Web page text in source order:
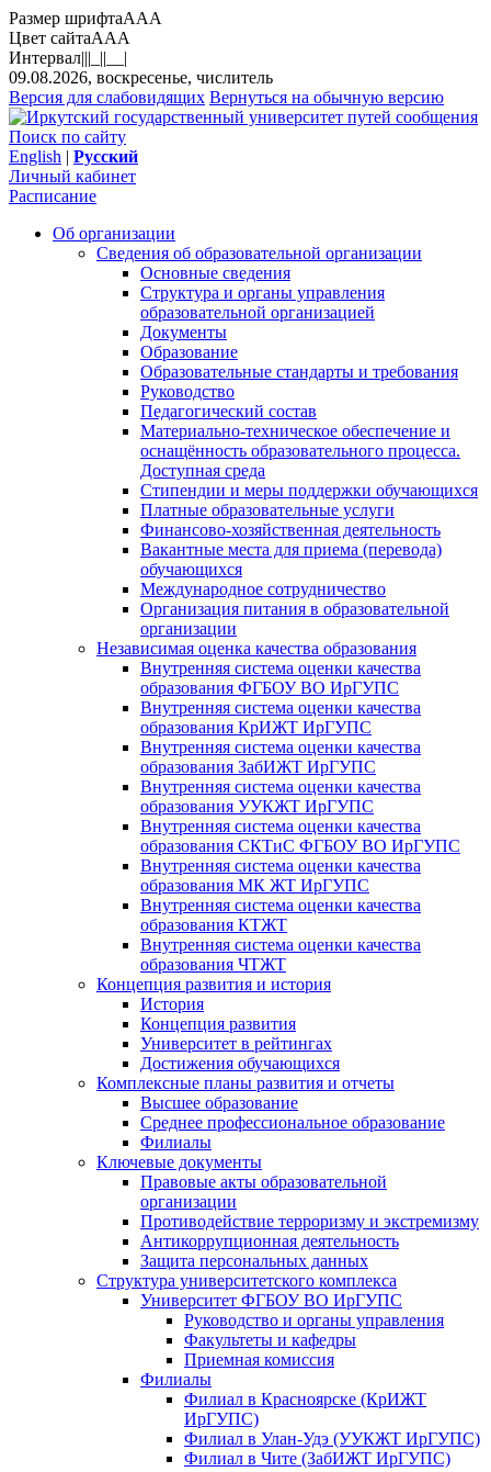
Размер шрифтаAAA
Цвет сайтаAAA
Интервал|||_||__|
09.08.2026, воскресенье, числитель
Версия для слабовидящих Вернуться на обычную версию
Поиск по сайту
English | Русский
Личный кабинет
Расписание
Об организации
Сведения об образовательной организации
Основные сведения
Структура и органы управления
образовательной организацией
Документы
Образование
Образовательные стандарты и требования
Руководство
Педагогический состав
Материально-техническое обеспечение и
оснащённость образовательного процесса.
Доступная среда
Стипендии и меры поддержки обучающихся
Платные образовательные услуги
Финансово-хозяйственная деятельность
Вакантные места для приема (перевода)
обучающихся
Международное сотрудничество
Организация питания в образовательной
организации
Независимая оценка качества образования
Внутренняя система оценки качества
образования ФГБОУ ВО ИрГУПС
Внутренняя система оценки качества
образования КрИЖТ ИрГУПС
Внутренняя система оценки качества
образования ЗабИЖТ ИрГУПС
Внутренняя система оценки качества
образования УУКЖТ ИрГУПС
Внутренняя система оценки качества
образования СКТиС ФГБОУ ВО ИрГУПС
Внутренняя система оценки качества
образования МК ЖТ ИрГУПС
Внутренняя система оценки качества
образования КТЖТ
Внутренняя система оценки качества
образования ЧТЖТ
Концепция развития и история
История
Концепция развития
Университет в рейтингах
Достижения обучающихся
Комплексные планы развития и отчеты
Высшее образование
Среднее профессиональное образование
Филиалы
Ключевые документы
Правовые акты образовательной
организации
Противодействие терроризму и экстремизму
Антикоррупционная деятельность
Защита персональных данных
Структура университетского комплекса
Университет ФГБОУ ВО ИрГУПС
Руководство и органы управления
Факультеты и кафедры
Приемная комиссия
Филиалы
Филиал в Красноярске (КрИЖТ
ИрГУПС)
Филиал в Улан-Удэ (УУКЖТ ИрГУПС)
Филиал в Чите (ЗабИЖТ ИрГУПС)